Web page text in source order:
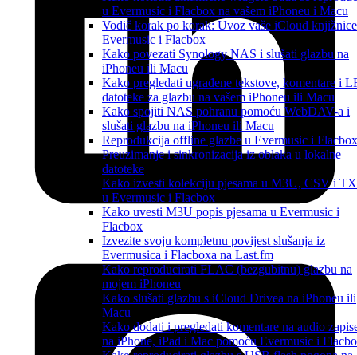
u Evermusic i Flacbox na vašem iPhoneu i Macu
Vodič korak po korak: Uvoz vaše iCloud
Evermusic i Flacbox
Kako povezati Synology NAS i slušati glazbu na
iPhoneu ili Macu
Kako pregledati ugrađene tekstove, komentare i
datoteke za glazbu na vašem iPhoneu ili Macu
Kako spojiti NAS pohranu pomoću WebDAV-a i
slušati glazbu na iPhoneu ili Macu
Reprodukcija offline glazbe u Evermusic i
Preuzimanje i sinkronizacija iz oblaka u lokalne
datoteke
Kako izvesti kolekciju pjesama u M3U, CSV i
u Evermusic i Flacbox
Kako uvesti M3U popis pjesama u Evermusic i
Flacbox
Izvezite svoju kompletnu povijest slušanja iz
Evermusica i Flacboxa na Last.fm
Kako reproducirati FLAC (bezgubitnu) glazbu na
mojem iPhoneu
Kako slušati glazbu s iCloud Drivea na iPhoneu ili
Macu
Kako dodati i pregledati komentare na audio
na iPhone, iPad i Mac pomoću Evermusic i